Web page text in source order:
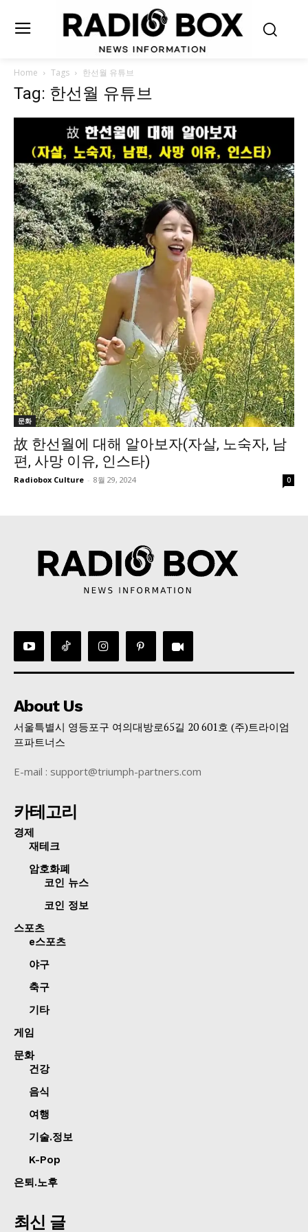
Home Tags 한선월 유튜브
Tag: 한선월 유튜브
문화
故 한선월에 대해 알아보자(자살, 노숙자, 남
편, 사망 이유, 인스타)
Radiobox Culture - 8월 29, 2024 0
About Us
서울특별시 영등포구 여의대방로65길 20 601호 (주)트라이엄
프파트너스
E-mail : support@triumph-partners.com
카테고리
경제
재테크
암호화폐
코인 뉴스
코인 정보
스포츠
e스포츠
야구
축구
기타
게임
문화
건강
음식
여행
기술.정보
K-Pop
은퇴.노후
최신 글